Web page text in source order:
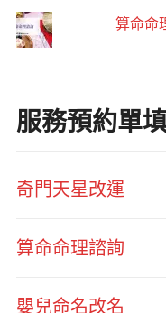
算命命
服務預約單
奇門天星改運
算命命理諮詢
嬰兒命名改名